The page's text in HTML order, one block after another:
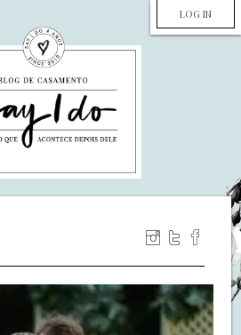
LOG IN
YOU MARRY ME?
LUA DE MEL